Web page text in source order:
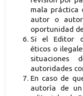
mala práctica
autor o
oportunidad
Si el Editor
éticos o
situaciones
autoridades
En caso de
autoría de